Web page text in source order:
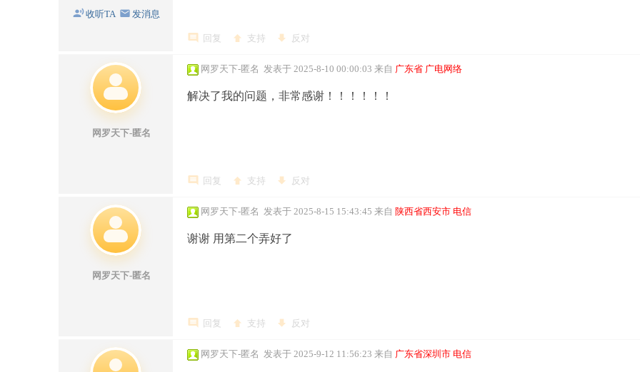
收听TA 发消息
回复 支持 反对
网罗天下-匿名
网罗天下-匿名 发表于 2025-8-10 00:00:03 来自 广东省 广电网络
解决了我的问题，非常感谢！！！！！！
回复 支持 反对
网罗天下-匿名
网罗天下-匿名 发表于 2025-8-15 15:43:45 来自 陕西省西安市 电信
谢谢 用第二个弄好了
回复 支持 反对
网罗天下-匿名 发表于 2025-9-12 11:56:23 来自 广东省深圳市 电信